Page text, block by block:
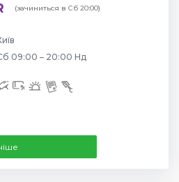
(зачиниться в Сб 20:00)
09:00 – 20:00 Нд